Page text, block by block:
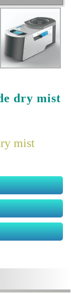
dry mist
mist